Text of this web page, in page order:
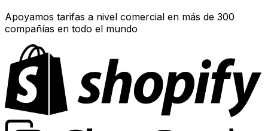
Apoyamos tarifas a nivel comercial en más de 300
compañías en todo el mundo